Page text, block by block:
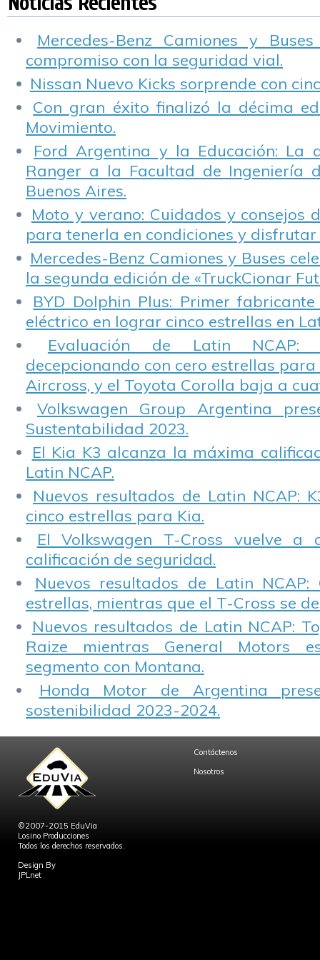
arte para niños y
jóvenes
en Buenos Aires.
Mercedes-Benz Camiones y
compromiso con la seguridad vial.
Nissan Nuevo Kicks sorprende con
Con gran éxito finalizó la décima
Movimiento.
Ford Argentina y la Educación: La
Ranger a la Facultad de Ingeniería
Buenos Aires.
Moto y verano: Cuidados y consejos
para tenerla en condiciones y disfrutar
Mercedes-Benz Camiones y Buses
la segunda edición de «TruckCionar
BYD Dolphin Plus: Primer
eléctrico en lograr cinco estrellas en
Evaluación de Latin NCAP:
decepcionando con cero estrellas para
Aircross, y el Toyota Corolla baja a
Volkswagen Group Argentina
Sustentabilidad 2023.
El Kia K3 alcanza la máxima
Latin NCAP.
Nuevos resultados de Latin NCAP:
cinco estrellas para Kia.
El Volkswagen T-Cross vuelve a
calificación de seguridad.
Nuevos resultados de Latin NCAP:
estrellas, mientras que el T-Cross se
Nuevos resultados de Latin NCAP:
Raize mientras General Motors
segmento con Montana.
Honda Motor de Argentina
sostenibilidad 2023-2024.
©2007-2015 EduVia
Losino Producciones
Todos los derechos reservados.
Design By
JPLnet
Contáctenos
Nosotros